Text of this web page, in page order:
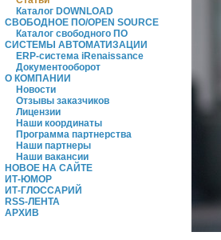
Каталог DOWNLOAD
СВОБОДНОЕ ПО/OPEN SOURCE
Каталог свободного ПО
СИСТЕМЫ АВТОМАТИЗАЦИИ
ERP-система iRenaissance
Документооборот
О КОМПАНИИ
Новости
Отзывы заказчиков
Лицензии
Наши координаты
Программа партнерства
Наши партнеры
Наши вакансии
НОВОЕ НА САЙТЕ
ИТ-ЮМОР
ИТ-ГЛОССАРИЙ
RSS-ЛЕНТА
АРХИВ